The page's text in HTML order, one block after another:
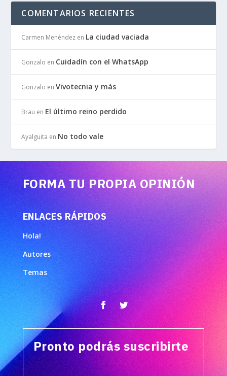
COMENTARIOS RECIENTES
Carmen Menéndez en La ciudad vaciada
Gonzalo en Cuidadín con el WhatsApp
Gonzalo enVivotecnia y más
Brau en El último reino perdido
Ayalguita en No todo vale
FORMA TU PROPIA OPINIÓN
ENLACES RÁPIDOS
Hola!
Autores
Temas
Pronto podrás suscribirte